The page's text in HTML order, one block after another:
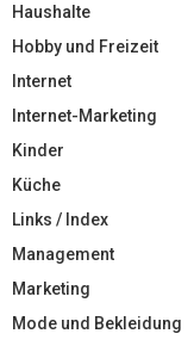
Haushalte
Hobby und Freizeit
Internet
Internet-Marketing
Kinder
Küche
Links / Index
Management
Marketing
Mode und Bekleidung